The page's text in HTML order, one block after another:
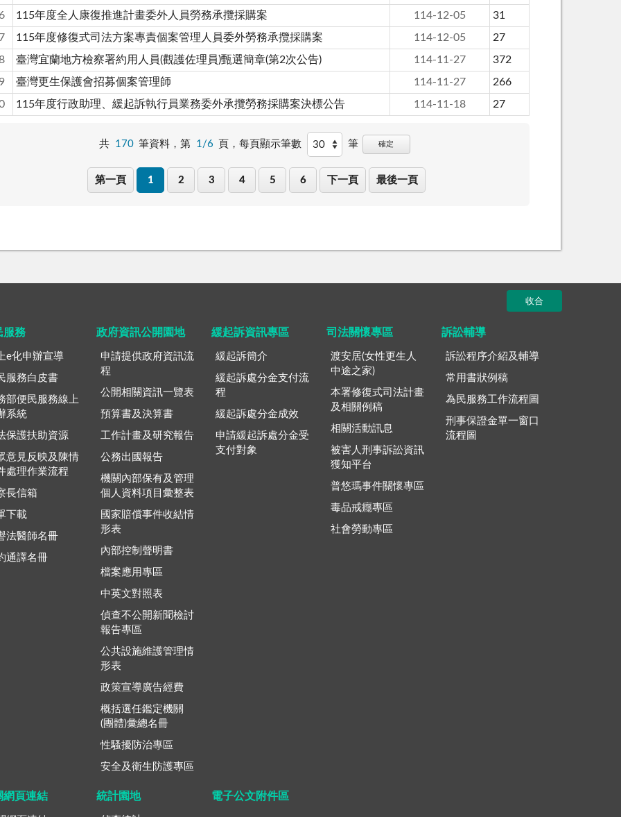
115年度全人康復推進計畫委外人員勞務承攬採購案 114-12-05
31
115年度修復式司法方案專責個案管理人員委外勞務承攬採購案 114-12-05
27
臺灣宜蘭地方檢察署約用人員(觀護佐理員)甄選簡章(第2次公告) 114-11-27
372
臺灣更生保護會招募個案管理師 114-11-27
266
115年度行政助理、緩起訴執行員業務委外承攬勞務採購案決標公告 114-11-18 27
共 170 筆資料，第 1/6 頁，每頁顯示筆數 筆 確定
第一頁 1 2 3 4 5 6 下一頁 最後一頁
收合
服務
e化申辦宣導
服務白皮書
部便民服務線上
系統
保護扶助資源
意見反映及陳情
處理作業流程
長信箱
下載
法醫師名冊
通譯名冊
政府資訊公開園地
申請提供政府資訊流
程
公開相關資訊一覽表
預算書及決算書
工作計畫及研究報告
公務出國報告
機關內部保有及管理
個人資料項目彙整表
國家賠償事件收結情
形表
內部控制聲明書
檔案應用專區
中英文對照表
偵查不公開新聞檢討
報告專區
公共設施維護管理情
形表
政策宣導廣告經費
概括選任鑑定機關
(團體)彙總名冊
性騷擾防治專區
安全及衛生防護專區
緩起訴資訊專區
緩起訴簡介
緩起訴處分金支付流
程
緩起訴處分金成效
申請緩起訴處分金受
支付對象
司法關懷專區
渡安居(女性更生人
中途之家)
本署修復式司法計畫
及相關例稿
相關活動訊息
被害人刑事訴訟資訊
獲知平台
普悠瑪事件關懷專區
毒品戒癮專區
社會勞動專區
訴訟輔導
訴訟程序介紹及輔導
常用書狀例稿
為民服務工作流程圖
刑事保證金單一窗口
流程圖
網頁連結 統計園地 電子公文附件區